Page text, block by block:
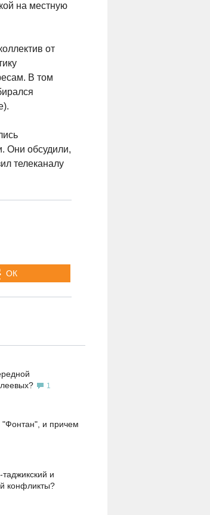
на местную
от
В том
Они обсудили,
телеканалу
ОК
1
и причем
и
конфликты?